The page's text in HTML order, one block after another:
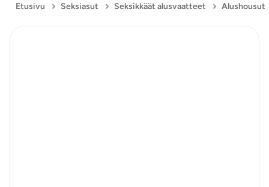
Etusivu Seksiasut Seksikkäät alusvaatteet Alushousut